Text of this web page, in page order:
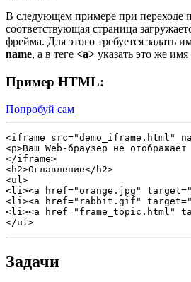
В следующем примере при переходе
соответствующая страница
фрейма. Для этого требуется задать
name, а в теге <a> указать это же имя
Пример HTML:
Попробуй сам
<iframe src="demo_iframe.html"
<p>Ваш Web-браузер не
</iframe>
<h2>Оглавление</h2>
<ul>
<li><a href="orange.jpg"
<li><a href="rabbit.gif"
<li><a href="frame_topic.html"
</ul>
Задачи